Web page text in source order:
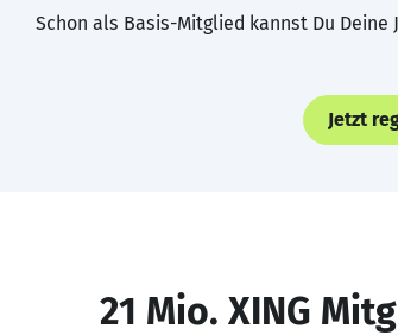
Schon als Basis-Mitglied kannst Du
Jetzt
21 Mio. XING